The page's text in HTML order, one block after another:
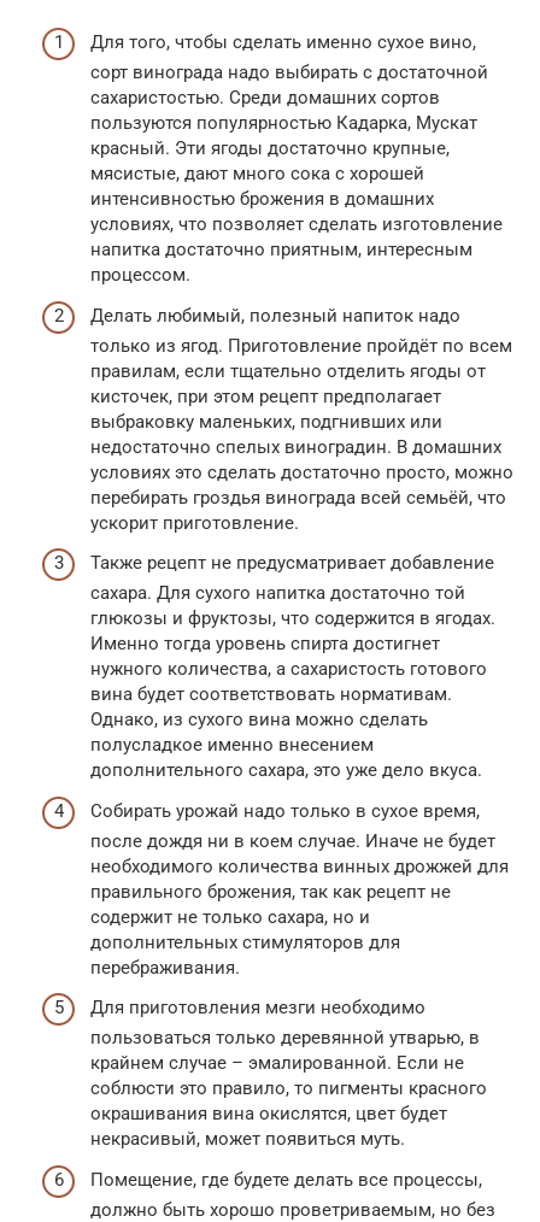
Для того, чтобы сделать именно сухое вино,
сорт винограда надо выбирать с достаточной
сахаристостью. Среди домашних сортов
пользуются популярностью Кадарка, Мускат
красный. Эти ягоды достаточно крупные,
мясистые, дают много сока с хорошей
интенсивностью брожения в домашних
условиях, что позволяет сделать изготовление
напитка достаточно приятным, интересным
процессом.
Делать любимый, полезный напиток надо
только из ягод. Приготовление пройдёт по всем
правилам, если тщательно отделить ягоды от
кисточек, при этом рецепт предполагает
выбраковку маленьких, подгнивших или
недостаточно спелых виноградин. В домашних
условиях это сделать достаточно просто, можно
перебирать гроздья винограда всей семьёй, что
ускорит приготовление.
Также рецепт не предусматривает добавление
сахара. Для сухого напитка достаточно той
глюкозы и фруктозы, что содержится в ягодах.
Именно тогда уровень спирта достигнет
нужного количества, а сахаристость готового
вина будет соответствовать нормативам.
Однако, из сухого вина можно сделать
полусладкое именно внесением
дополнительного сахара, это уже дело вкуса.
Собирать урожай надо только в сухое время,
после дождя ни в коем случае. Иначе не будет
необходимого количества винных дрожжей для
правильного брожения, так как рецепт не
содержит не только сахара, но и
дополнительных стимуляторов для
перебраживания.
Для приготовления мезги необходимо
пользоваться только деревянной утварью, в
крайнем случае – эмалированной. Если не
соблюсти это правило, то пигменты красного
окрашивания вина окислятся, цвет будет
некрасивый, может появиться муть.
Помещение, где будете делать все процессы,
должно быть хорошо проветриваемым, но без